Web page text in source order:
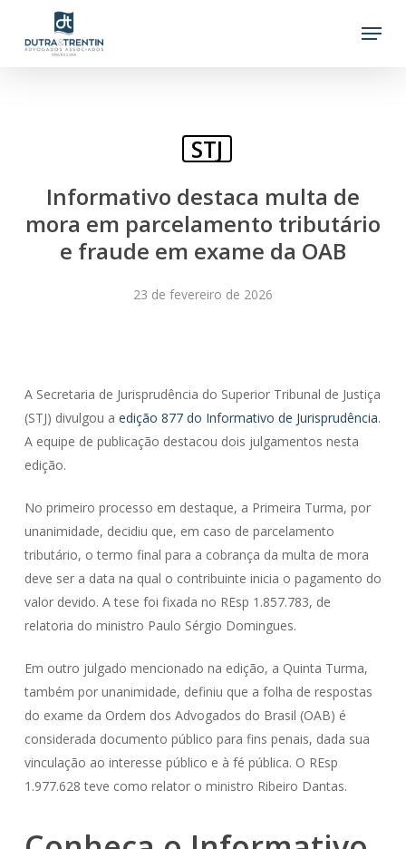
Menu
STJ
Informativo destaca multa de
mora em parcelamento tributário
e fraude em exame da OAB
23 de fevereiro de 2026
A Secretaria de Jurisprudência do Superior Tribunal de Justiça
(STJ) divulgou a edição 877 do Informativo de Jurisprudência.
A equipe de publicação destacou dois julgamentos nesta
edição.
No primeiro processo em destaque, a Primeira Turma, por
unanimidade, decidiu que, em caso de parcelamento
tributário, o termo final para a cobrança da multa de mora
deve ser a data na qual o contribuinte inicia o pagamento do
valor devido. A tese foi fixada no REsp 1.857.783, de
relatoria do ministro Paulo Sérgio Domingues.
Em outro julgado mencionado na edição, a Quinta Turma,
também por unanimidade, definiu que a folha de respostas
do exame da Ordem dos Advogados do Brasil (OAB) é
considerada documento público para fins penais, dada sua
vinculação ao interesse público e à fé pública. O REsp
1.977.628 teve como relator o ministro Ribeiro Dantas.